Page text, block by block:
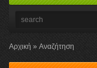
Αρχική Αναζήτηση